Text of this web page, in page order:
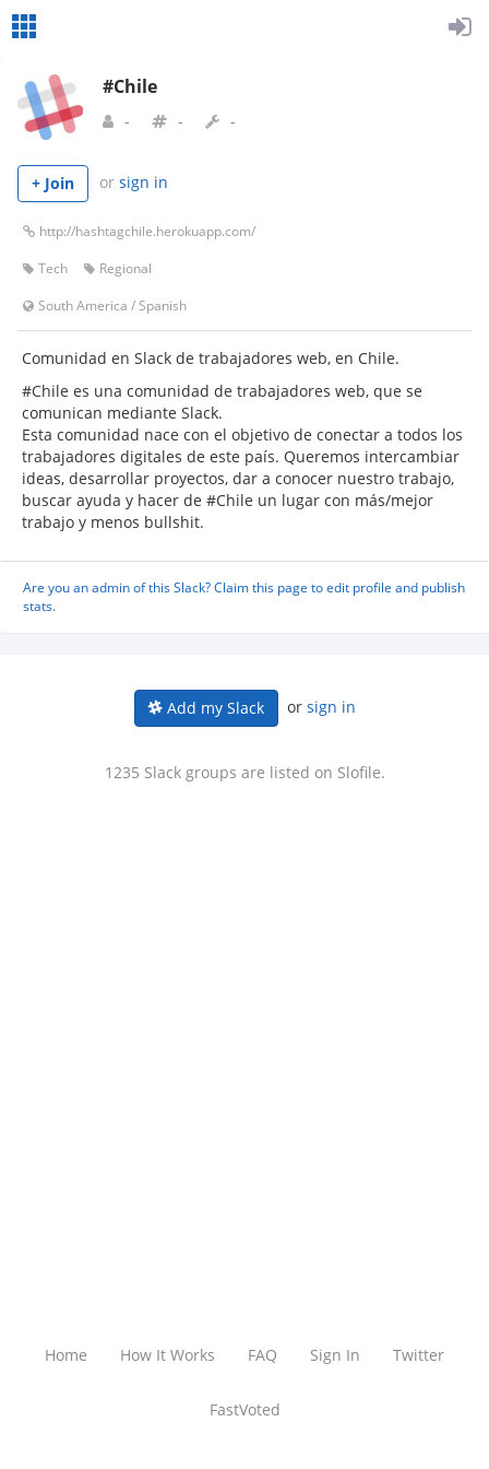
#Chile
- - -
+ Join or sign in
http://hashtagchile.herokuapp.com/
Tech
Regional
South America /Spanish
Comunidad en Slack de trabajadores web, en Chile.
#Chile es una comunidad de trabajadores web, que se
comunican mediante Slack.
Esta comunidad nace con el objetivo de conectar a todos los
trabajadores digitales de este país. Queremos intercambiar
ideas, desarrollar proyectos, dar a conocer nuestro trabajo,
buscar ayuda y hacer de #Chile un lugar con más/mejor
trabajo y menos bullshit.
Are you an admin of this Slack? Claim this page to edit profile and publish
stats.
Add my Slack or sign in
1235 Slack groups are listed on Slofile.
Home How It Works FAQ Sign In Twitter
FastVoted